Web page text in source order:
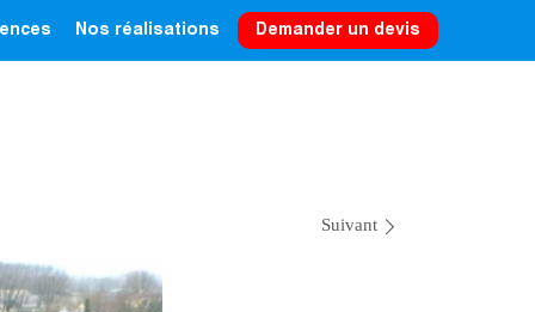
Nos réalisations Demander un devis
Suivant